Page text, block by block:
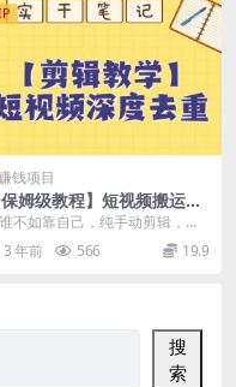
钱项目
保姆级教程】短视频搬运深
重教程
不如靠自己，纯手动剪辑，掌
法，轻松过原创。 资源下载地
3 年前 566 19.9
搜
索